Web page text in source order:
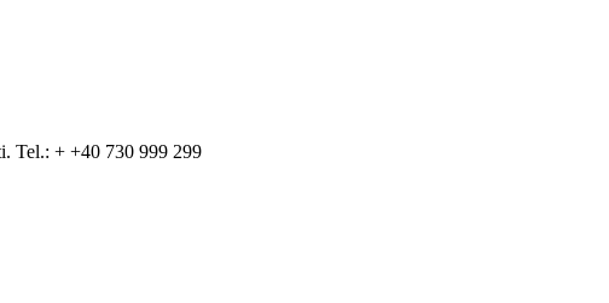
Tel.: + +40 730 999 299